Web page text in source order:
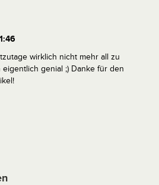
wirklich nicht mehr all zu
genial ;) Danke für den